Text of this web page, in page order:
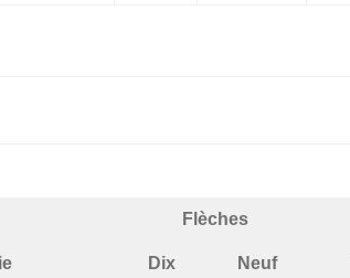
Flèches
Dix Neuf